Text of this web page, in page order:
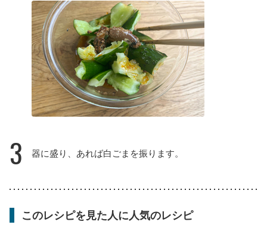
3 器に盛り、あれば白ごまを振ります。
このレシピを見た人に人気のレシピ